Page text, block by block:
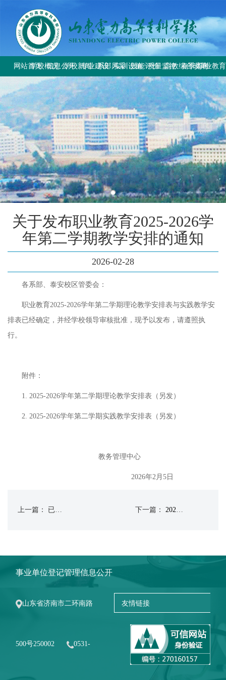
网站首页学校概况
学校简介
学校章程
历史沿革
规章制度
校园风貌
信息公开学校新闻
学校要闻
校园公告
专业建设
专业设置
方案标准建设
教材课程建设
师资队伍建设
实训资源建设
学生技能大赛
系部风采
电气工程系
电气自动化系
动力工程系
计量工程系
信息工程系
基础教学部
实训设施
总体简介
重点实训室
技能评价
工作信息
政策规定
评价计划
证书查询
质量监控
工作动态
规章制度
高教综合改革
教育部与省教
改革工作推
春季高考
上级文件
通知公告
成绩查询
职业教
关于发布职业教育2025-2026学
年第二学期教学安排的通知
2026-02-28
各系部、泰安校区管委会：
职业教育2025-2026学年第二学期理论教学安排表与实践教学安
排表已经确定，并经学校领导审核批准，现予以发布，请遵照执
行。
附件：
1. 2025-2026学年第二学期理论教学安排表（另发）
2. 2025-2026学年第二学期实践教学安排表（另发）
教务管理中心
2026年2月5日
下一篇： 2022-2023学年第二学期实践教学安排表
事业单位登记管理信息公开
山东省济南市二环南路
500号250002 0531-